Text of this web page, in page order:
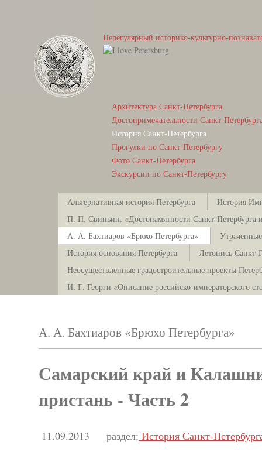
Нерегулярный историко-культурно-
Архитектура Санкт-Петербурга
Достопримечательности Санкт-
История Санкт-Петербурга
Прогулки по Санкт-Петербургу
Фото Санкт-Петербурга
Экскурсии по Санкт-Петербургу
Альтернативная история Петербурга
История
П. П. Свиньин. «Достопамятности Санкт-Петербурга и
А. А. Бахтиаров «Брюхо Петербурга»
История основания Петербурга
Летопись Санкт-
Неосуществленные градостроительные проекты
И. Г. Георги «Описание российско-императорского
А. А. Бахтиаров «Брюхо Петербурга»
Самарский край и
пристань - Часть 2
11.09.2013 раздел: История Санкт-